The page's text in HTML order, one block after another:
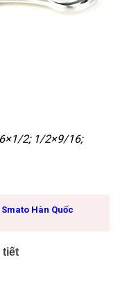
2; 1/2×9/16;
Hàn Quốc
tiết